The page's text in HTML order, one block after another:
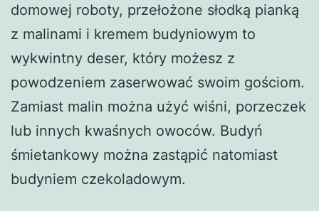
domowej roboty, przełożone słodką pianką
z malinami i kremem budyniowym to
wykwintny deser, który możesz z
powodzeniem zaserwować swoim gościom.
Zamiast malin można użyć wiśni, porzeczek
lub innych kwaśnych owoców. Budyń
śmietankowy można zastąpić natomiast
budyniem czekoladowym.